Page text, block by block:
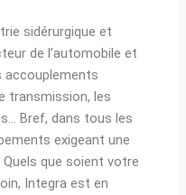
sidérurgique et
de l’automobile et
accouplements
transmission, les
Bref, dans tous les
exigeant une
Quels que soient votre
Integra est en